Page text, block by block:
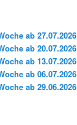
ab 27.07.2026
ab 20.07.2026
ab 13.07.2026
ab 06.07.2026
ab 29.06.2026